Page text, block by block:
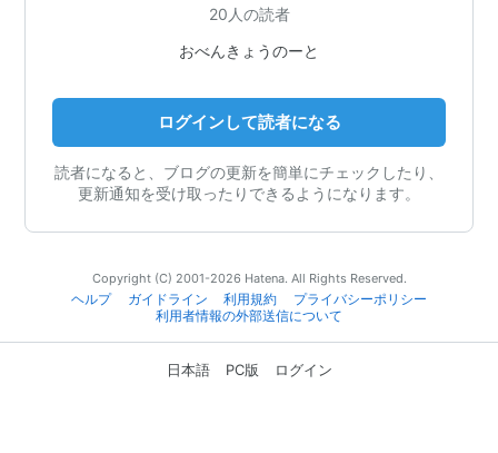
20人の読者
おべんきょうのーと
ログインして読者になる
読者になると、ブログの更新を簡単にチェックしたり、
更新通知を受け取ったりできるようになります。
Copyright (C) 2001-2026 Hatena. All Rights Reserved.
ヘルプ
ガイドライン 利用規約
プライバシーポリシー
利用者情報の外部送信について
日本語 PC版 ログイン